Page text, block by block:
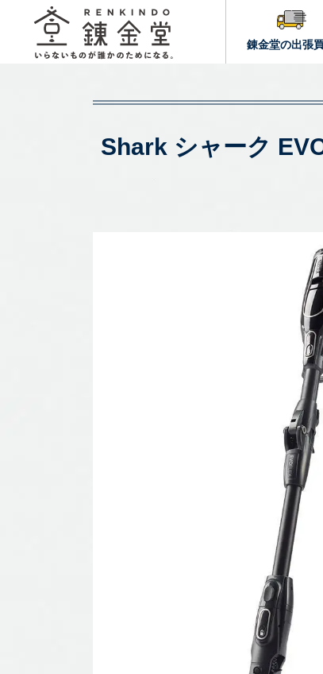
錬金堂の出張
Shark シャーク